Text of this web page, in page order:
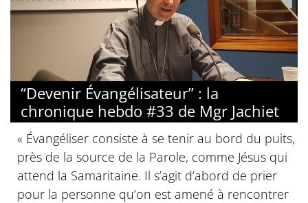
“Devenir Évangélisateur” : la
chronique hebdo #33 de Mgr Jachiet
« Évangéliser consiste à se tenir au bord du puits,
près de la source de la Parole, comme Jésus qui
attend la Samaritaine. Il s’agit d’abord de prier
pour la personne qu’on est amené à rencontrer